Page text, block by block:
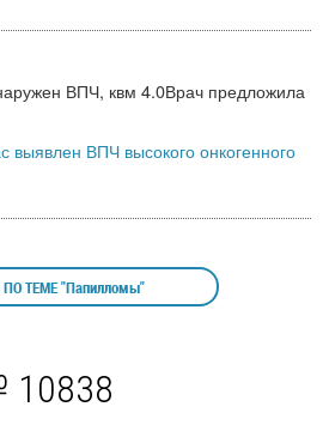
ВПЧ, квм 4.0Врач предложила
выявлен ВПЧ высокого онкогенного
ТЕМЕ "Папилломы"